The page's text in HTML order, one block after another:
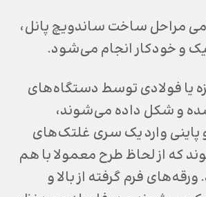
مراحل ساخت ساندویچ پانل،
و خودکار انجام می‌شود.
یا فولادی توسط دستگاه‌های
شده و شکل داده می‌شوند،
پاینی وارد یک سری غلتک‌های
از لحاظ طرح معمولا با هم
فرم گرفته از بالا و